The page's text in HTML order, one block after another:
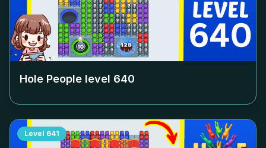
Hole People level 640
Level 641